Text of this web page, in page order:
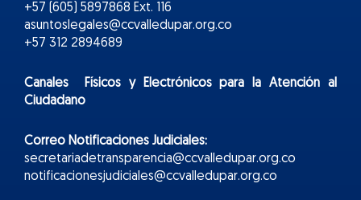
+57 (605) 5897868 Ext. 116
asuntoslegales@ccvalledupar.org.co
+57 312 2894689
Canales Físicos yElectrónicospara la Atención al
Ciudadano
Correo Notificaciones Judiciales:
secretariadetransparencia@ccvalledupar.org.co
notificacionesjudiciales@ccvalledupar.org.co